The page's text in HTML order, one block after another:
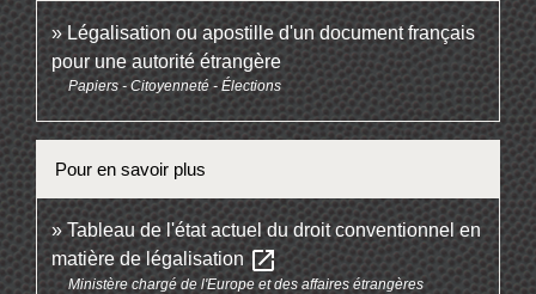
Légalisation ou apostille d'un document français
pour une autorité étrangère
Papiers - Citoyenneté - Élections
Pour en savoir plus
Tableau de l'état actuel du droit conventionnel en
matière de légalisationopen_in_new
Ministère chargé de l'Europe et des affaires étrangères